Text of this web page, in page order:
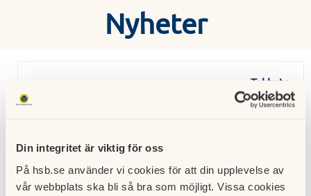
Din integritet är viktig för oss
På hsb.se använder vi cookies för att din upplevelse av
vår webbplats ska bli så bra som möjligt. Vissa cookies
Nyheter
Takbyte
på
fläkthu